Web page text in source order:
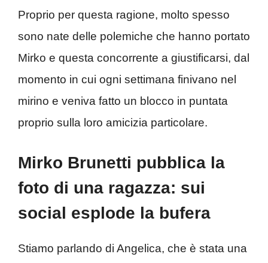
Proprio per questa ragione, molto spesso
sono nate delle polemiche che hanno portato
Mirko e questa concorrente a giustificarsi, dal
momento in cui ogni settimana finivano nel
mirino e veniva fatto un blocco in puntata
proprio sulla loro amicizia particolare.
Mirko Brunetti pubblica la
foto di una ragazza: sui
social esplode la bufera
Stiamo parlando di Angelica, che è stata una